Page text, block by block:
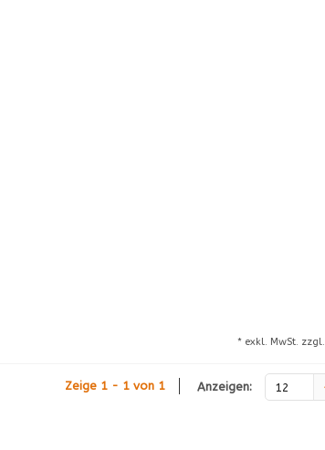
* exkl. MwSt. zzgl.
Zeige 1 - 1 von 1 Anzeigen: 12